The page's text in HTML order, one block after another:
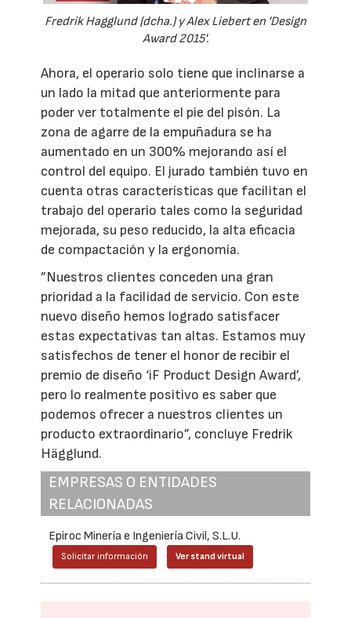
Fredrik Hagglund (dcha.) y Alex Liebert en 'Design
Award 2015'.
Ahora, el operario solo tiene que inclinarse a
un lado la mitad que anteriormente para
poder ver totalmente el pie del pisón. La
zona de agarre de la empuñadura se ha
aumentado en un 300% mejorando así el
control del equipo. El jurado también tuvo en
cuenta otras características que facilitan el
trabajo del operario tales como la seguridad
mejorada, su peso reducido, la alta eficacia
de compactación y la ergonomía.
”Nuestros clientes conceden una gran
prioridad a la facilidad de servicio. Con este
nuevo diseño hemos logrado satisfacer
estas expectativas tan altas. Estamos muy
satisfechos de tener el honor de recibir el
premio de diseño ‘iF Product Design Award’,
pero lo realmente positivo es saber que
podemos ofrecer a nuestros clientes un
producto extraordinario”, concluye Fredrik
Hägglund.
EMPRESAS O ENTIDADES
RELACIONADAS
Epiroc Minería e Ingeniería Civil, S.L.U.
Solicitar información Ver stand virtual